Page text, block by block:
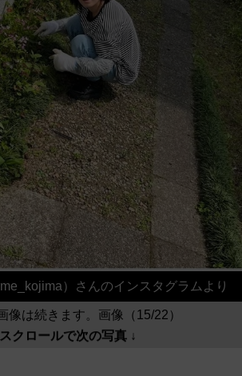
）さんのインスタグラムより
像は続きます。画像（15/22）
スクロールで次の写真 ↓